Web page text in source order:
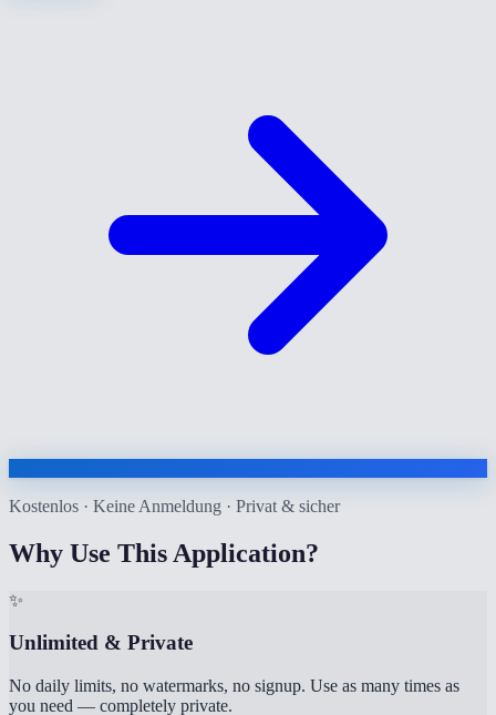
Kostenlos · Keine Anmeldung · Privat & sicher
Why Use This Application?
✨
Unlimited & Private
No daily limits, no watermarks, no signup. Use as many times as
you need — completely private.